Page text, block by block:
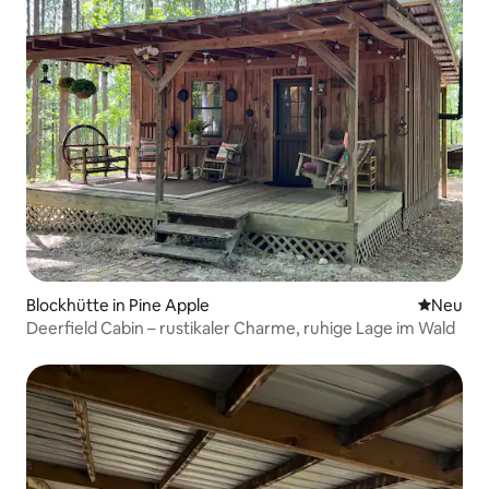
Blockhütte in Pine Apple Neue
Neu
Deerfield Cabin – rustikaler Charme, ruhige Lage im Wald